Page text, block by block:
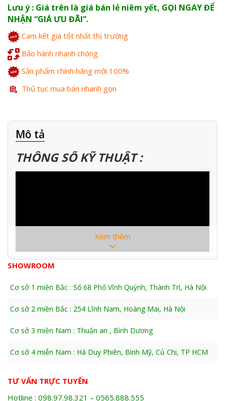
Lưu ý : Giá trên là giá bán lẻ niêm yết, GỌI NGAY ĐỂ
NHẬN “GIÁ ƯU ĐÃI”.
Cam kết giá tốt nhất thị trường
Bảo hành nhanh chóng
Sản phẩm chính hãng mới 100%
Thủ tục mua bán nhanh gọn
Mô tả
THÔNG SỐ KỸ THUẬT :
Model
RC-25
Công suất
1600w
Điện áp
220V
Lực cắt
Xem thêm
SHOWROOM
Cơ sở 1 miền Bắc : Số 68 Phố Vĩnh Quỳnh, Thành Trì, Hà Nội
Cơ sở 2 miền Bắc : 254 Lĩnh Nam, Hoàng Mai, Hà Nội
Cơ sở 3 miền Nam : Thuận an , Bình Dương
Cơ sở 4 miễn Nam : Hà Duy Phiên, Bình Mỹ, Củ Chi, TP HCM
TƯ VẤN TRỰC TUYẾN
Hotline : 098.97.98.321 – 0565.888.555